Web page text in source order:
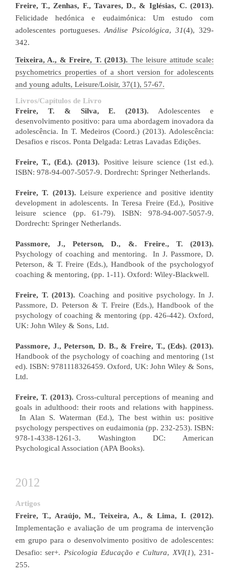
Freire, T., Zenhas, F., Tavares, D., & Iglésias, C. (2013).
Felicidade hedónica e eudaimónica: Um estudo com
adolescentes portugueses. Análise Psicológica, 31(4), 329-
342.
Teixeira, A., & Freire, T. (2013). The leisure attitude scale:
psychometrics properties of a short version for adolescents
and young adults, Leisure/Loisir, 37(1), 57-67.
Livros/Capítulos de Livro
Freire, T. & Silva, E. (2013). Adolescentes e
desenvolvimento positivo: para uma abordagem inovadora da
adolescência. In T. Medeiros (Coord.) (2013). Adolescência:
Desafios e riscos. Ponta Delgada: Letras Lavadas Edições.
Freire, T., (Ed.). (2013). Positive leisure science (1st ed.).
ISBN: 978-94-007-5057-9. Dordrecht: Springer Netherlands. ​​​
Freire, T. (2013). Leisure experience and positive identity
development in adolescents. In Teresa Freire (Ed.), Positive
leisure science (pp. 61-79). ISBN: 978-94-007-5057-9.
Dordrecht: Springer Netherlands. ​
Passmore, J., Peterson, D., &. Freire., T. (2013).
Psychology of coaching and mentoring. In J. Passmore, D.
Peterson, & T. Freire (Eds.), Handbook of the psychologyof
coaching & mentoring, (pp. 1-11). Oxford: Wiley-Blackwell.
Freire, T. (2013). Coaching and positive psychology. In J.
Passmore, D. Peterson & T. Freire (Eds.), Handbook of the
psychology of coaching & mentoring (pp. 426-442). Oxford,
UK: John Wiley & Sons, Ltd.
Passmore, J., Peterson, D. B., & Freire, T., (Eds). (2013).
Handbook of the psychology of coaching and mentoring (1st
ed). ISBN: 9781118326459. Oxford, UK: John Wiley & Sons,
Ltd.
Freire, T. (2013). Cross-cultural perceptions of meaning and
goals in adulthood: their roots and relations with happiness.
In Alan S. Waterman (Ed.), The best within us: positive
psychology perspectives on eudaimonia (pp. 232-253). ISBN:
978-1-4338-1261-3. Washington DC: American
Psychological Association (APA Books).
2012
Artigos
Freire, T., Araújo, M., Teixeira, A., & Lima, I. (2012).
Implementação e avaliação de um programa de intervenção
em grupo para o desenvolvimento positivo de adolescentes:
Desafio: ser+. Psicologia Educação e Cultura, XVI(1), 231-
255.